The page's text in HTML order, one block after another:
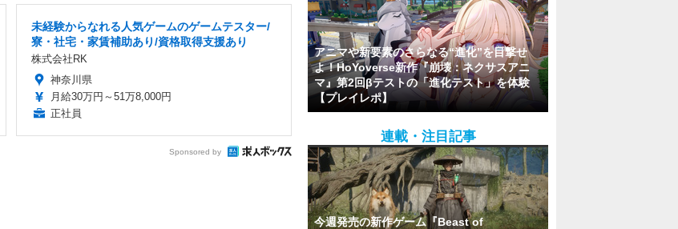
未経験からなれる人気ゲームのゲームテスター/
寮・社宅・家賃補助あり/資格取得支援あり
株式会社RK
神奈川県
月給30万円～51万8,000円
正社員
Sponsored by
アニマや新要素のさらなる“進化”を目撃せ
よ！HoYoverse新作『崩壊：ネクサスアニ
マ』第2回βテストの「進化テスト」を体験
【プレイレポ】
連載・注目記事
今週発売の新作ゲーム『Beast of